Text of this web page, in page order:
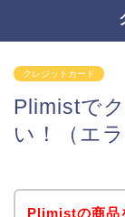
クレジットカード
Plimistで
い！（エ
Plimistの商品